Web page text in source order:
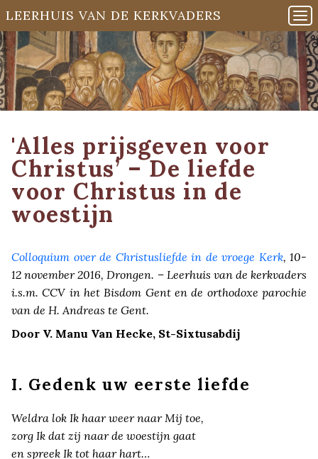
LEERHUIS VAN DE KERKVADERS
'Alles prijsgeven voor
Christus’ – De liefde
voor Christus in de
woestijn
Colloquium over de Christusliefde in de vroege Kerk, 10-
12 november 2016, Drongen. – Leerhuis van de kerkvaders
i.s.m.CCV in het Bisdom Gent en de orthodoxe parochie
van de H. Andreas te Gent.
Door V. Manu Van Hecke, St-Sixtusabdij
I. Gedenk uw eerste liefde
Weldra lok Ik haar weer naar Mij toe,
zorg Ik dat zij naar de woestijn gaat
en spreek Ik tot haar hart…